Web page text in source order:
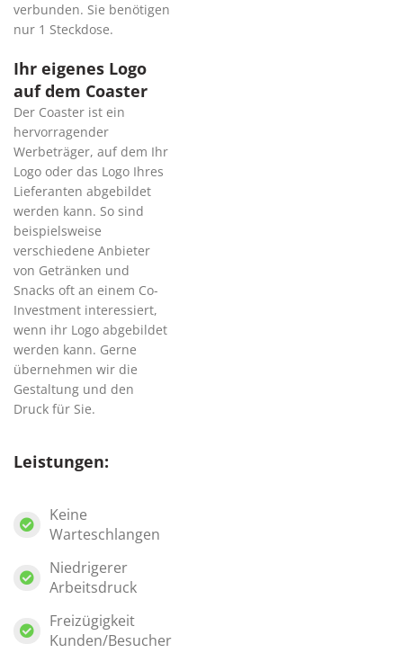
verbunden. Sie benötigen
nur 1 Steckdose.
Ihr eigenes Logo
auf dem Coaster
Der Coaster ist ein
hervorragender
Werbeträger, auf dem Ihr
Logo oder das Logo Ihres
Lieferanten abgebildet
werden kann. So sind
beispielsweise
verschiedene Anbieter
von Getränken und
Snacks oft an einem Co-
Investment interessiert,
wenn ihr Logo abgebildet
werden kann. Gerne
übernehmen wir die
Gestaltung und den
Druck für Sie.
Leistungen:
Keine
Warteschlangen
Niedrigerer
Arbeitsdruck
Freizügigkeit
Kunden/Besucher